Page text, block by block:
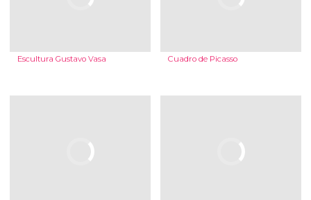
Escultura Gustavo Vasa Cuadro de Picasso